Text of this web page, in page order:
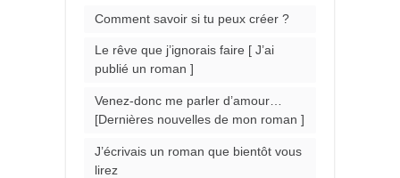
Comment savoir si tu peux créer ?
Le rêve que j’ignorais faire [ J’ai
publié un roman ]
Venez-donc me parler d’amour…
[Dernières nouvelles de mon roman ]
J’écrivais un roman que bientôt vous
lirez